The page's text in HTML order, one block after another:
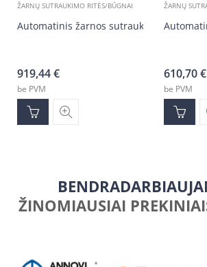
ŽARNŲ SUTRAUKIMO RITĖS/BŪGNAI
Automatinis žarnos sutraukimo būgnas
919,44€
be PVM
ŽARNŲ
610,70€
be PVM
ŽINOMIAUSIAI